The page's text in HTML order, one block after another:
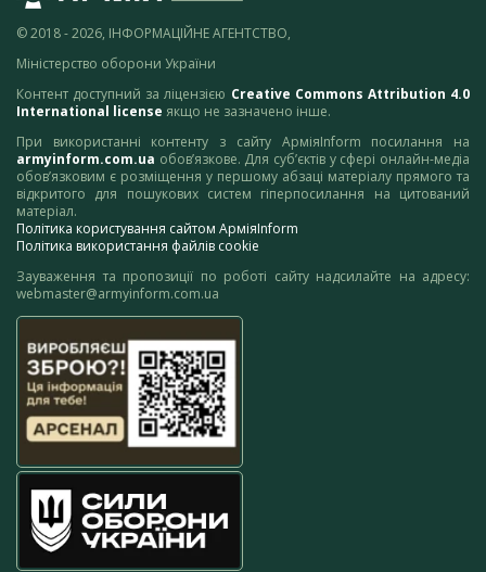
© 2018 - 2026, ІНФОРМАЦІЙНЕ АГЕНТСТВО,
Міністерство оборони України
Контент доступний за ліцензією Creative Commons Attribution 4.0
International license якщо не зазначено інше.
При використанні контенту з сайту АрміяInform посилання на
armyinform.com.ua обов’язкове. Для суб’єктів у сфері онлайн-медіа
обов’язковим є розміщення у першому абзаці матеріалу прямого та
відкритого для пошукових систем гіперпосилання на цитований
матеріал.
Політика користування сайтом АрміяInform
Політика використання файлів cookie
Зауваження та пропозиції по роботі сайту надсилайте на адресу:
webmaster@armyinform.com.ua